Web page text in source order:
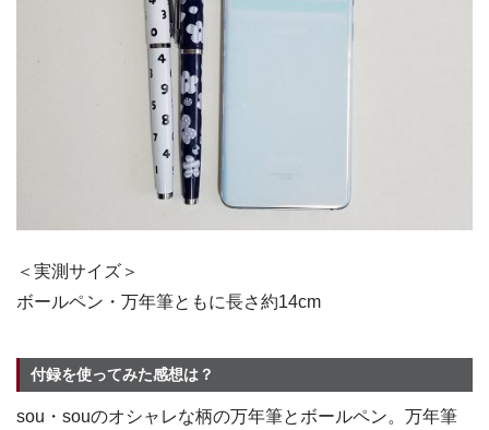
＜実測サイズ＞
ボールペン・万年筆ともに長さ約14cm
付録を使ってみた感想は？
sou・souのオシャレな柄の万年筆とボールペン。万年筆